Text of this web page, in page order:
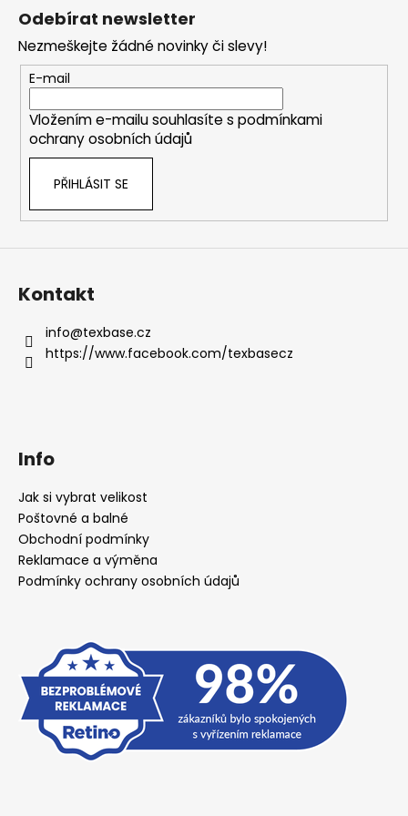
Odebírat newsletter
Nezmeškejte žádné novinky či slevy!
E-mail
Vložením e-mailu souhlasíte s podmínkami
ochrany osobních údajů
PŘIHLÁSIT SE
Kontakt
info@texbase.cz
https://www.facebook.com/texbasecz
Info
Jak si vybrat velikost
Poštovné a balné
Obchodní podmínky
Reklamace a výměna
Podmínky ochrany osobních údajů